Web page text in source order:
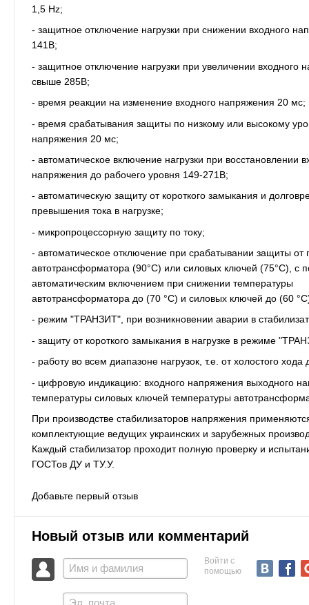
1,5 Hz;
- защитное отключение нагрузки при снижении входного
141В;
- защитное отключение нагрузки при увеличении входного
свыше 285В;
- время реакции на изменение входного напряжения 20 мс;
- время срабатывания защиты по низкому или высокому
напряжения 20 мс;
- автоматическое включение нагрузки при восстановлении
напряжения до рабочего уровня 149-271В;
- автоматическую защиту от короткого замыкания и
превышения тока в нагрузке;
- микропроцессорную защиту по току;
- автоматическое отключение при срабатывании защиты от
автотрансформатора (90°С) или силовых ключей (75°С), с
автоматическим включением при снижении температуры
автотрансформатора до (70 °С) и силовых ключей до (60
- режим "ТРАНЗИТ", при возникновении аварии в
- защиту от короткого замыкания в нагрузке в режиме
- работу во всем диапазоне нагрузок, т.е. от холостого хода
- цифровую индикацию: входного напряжения выходного
температуры силовых ключей температуры
При производстве стабилизаторов напряжения
комплектующие ведущих украинских и зарубежных
Каждый стабилизатор проходит полную проверку и
ГОСТов ДУ и ТУ.У.
Добавьте первый отзыв
Новый отзыв или комментарий
Войти с
помощью